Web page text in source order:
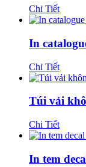
Chi Tiết
In
Chi Tiết
Túi vải
Chi Tiết
In tem